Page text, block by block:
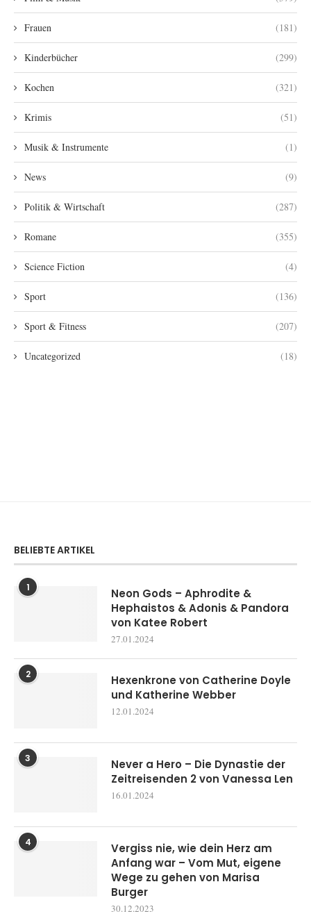
Frauen (181)
Kinderbücher (299)
Kochen (321)
Krimis (51)
Musik & Instrumente (1)
News (9)
Politik & Wirtschaft (287)
Romane (355)
Science Fiction (4)
Sport (136)
Sport & Fitness (207)
Uncategorized (18)
BELIEBTE ARTIKEL
1
Neon Gods – Aphrodite &
Hephaistos & Adonis & Pandora
von Katee Robert
27.01.2024
2
Hexenkrone von Catherine Doyle
und Katherine Webber
12.01.2024
3
Never a Hero – Die Dynastie der
Zeitreisenden 2 von Vanessa Len
16.01.2024
4
Vergiss nie, wie dein Herz am
Anfang war – Vom Mut, eigene
Wege zu gehen von Marisa
Burger
30.12.2023